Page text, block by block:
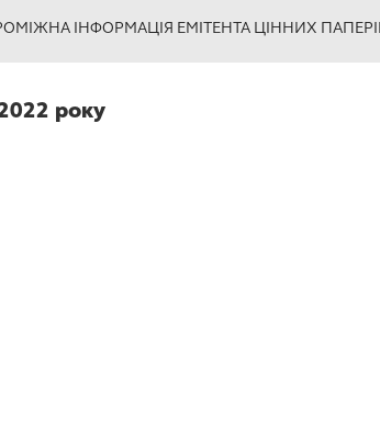
ІНФОРМАЦІЯ ЕМІТЕНТА ЦІННИХ
року